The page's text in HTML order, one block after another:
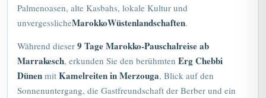
unvergesslicheMarokkoWüstenlandschaften.
Während dieser
Marrakesch, erkunden Sie den berühmtenErg Chebbi
DünenmitKamelreiten in Merzouga, Blick auf den
Sonnenuntergang, die Gastfreundschaft der Berber und ein
Luxus-Wüstencamp in Marokkounter dem Sternenhimmel.